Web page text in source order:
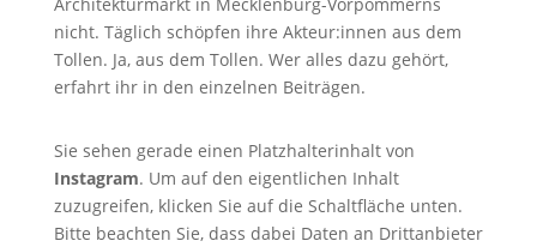
nicht. Täglich schöpfen ihre Akteur:innen aus dem
Tollen. Ja, aus dem Tollen. Wer alles dazu gehört,
erfahrt ihr in den einzelnen Beiträgen.
Sie sehen gerade einen Platzhalterinhalt von
Instagram. Um auf den eigentlichen Inhalt
zuzugreifen, klicken Sie auf die Schaltfläche unten.
Bitte beachten Sie, dass dabei Daten an Drittanbieter